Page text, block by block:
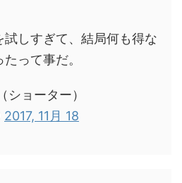
しすぎて、結局何も得な
って事だ。
ョーター）
2017, 11月 18